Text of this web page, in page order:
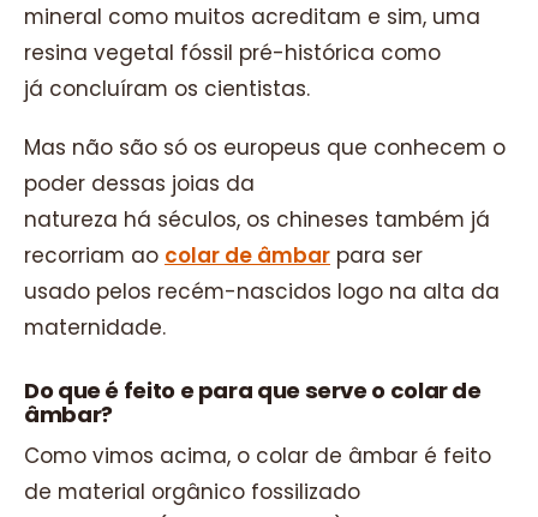
mineral como muitos acreditam e sim, uma
resina vegetal fóssil pré-histórica como
já concluíram os cientistas.
Mas não são só os europeus que conhecem o
poder dessas joias da
natureza há séculos, os chineses também já
recorriam ao colar de âmbar para ser
usado pelos recém-nascidos logo na alta da
maternidade.
Do que é feito e para que serve o colar de
âmbar?
Como vimos acima, o colar de âmbar é feito
de material orgânico fossilizado